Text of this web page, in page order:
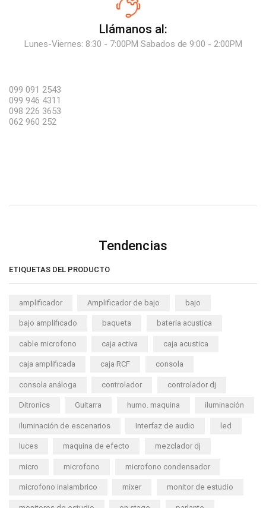
Llámanos al:
Lunes-Viernes: 8:30 - 7:00PM Sabados de 9:00 - 2:00PM
099 091 2543
099 946 4311
098 226 3653
062 960 252
Tendencias
ETIQUETAS DEL PRODUCTO
amplificador Amplificador de bajo bajo
bajo amplificado baqueta bateria acustica
cable microfono caja activa caja acustica
caja amplificada caja RCF consola
consola análoga controlador controlador dj
Ditronics Guitarra humo. maquina iluminación
iluminación de escenarios Interfaz de audio led
luces maquina de efecto mezclador dj
micro microfono microfono condensador
microfono inalambrico mixer monitor de estudio